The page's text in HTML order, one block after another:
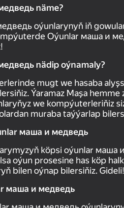
näme?
oýunlarynyň iň
Oýunlar маша и
nädip oýnamaly?
mugt we hasaba
Ýaramaz Maşa
we kompýuterleriňiz
muraba taýýarlap
маша и медведь
köpsi oýunlar маша
oýun prosesine has köp
bilen oýnap bilersiňiz. Gideli!
маша и медведь